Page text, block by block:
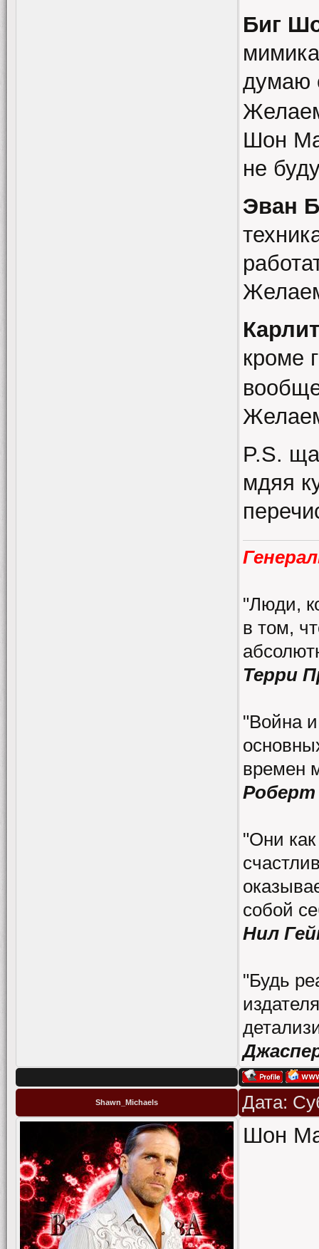
Биг
думаю
Шон
не
Эван
кроме
P.S.
мдяя
"Люди,
в том,
Терри
"Война
времен
"Они
собой
Нил
"Будь
Shawn_Michaels Дата:
Шон